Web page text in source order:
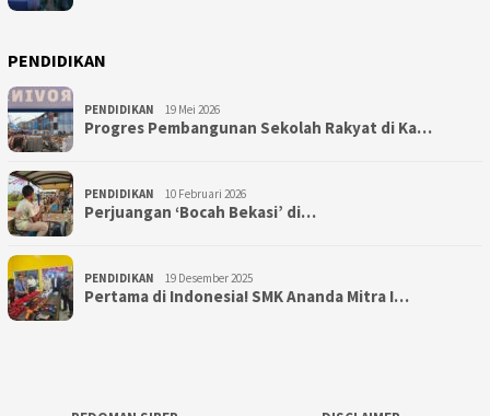
PENDIDIKAN
PENDIDIKAN 19 Mei 2026
Progres Pembangunan Sekolah Rakyat di Ka…
PENDIDIKAN 10 Februari 2026
Perjuangan ‘Bocah Bekasi’ di…
PENDIDIKAN 19 Desember 2025
Pertama di Indonesia! SMK Ananda Mitra I…